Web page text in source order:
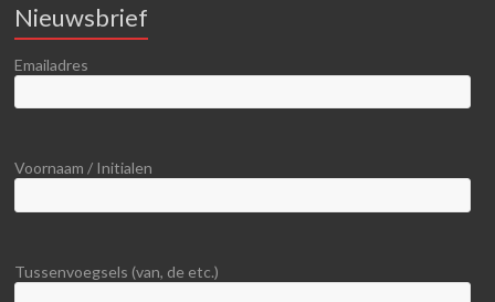
Nieuwsbrief
Emailadres
Voornaam / Initialen
Tussenvoegsels (van, de etc.)